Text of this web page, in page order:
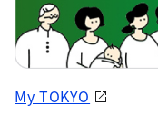
My TOKYO